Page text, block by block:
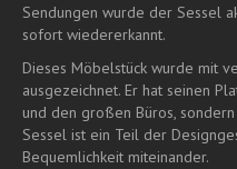
Sendungen wurde der Sessel
sofort wiedererkannt.
Dieses Möbelstück wurde mit
ausgezeichnet. Er hat seinen
und den großen Büros,
Sessel ist ein Teil der
Bequemlichkeit miteinander.